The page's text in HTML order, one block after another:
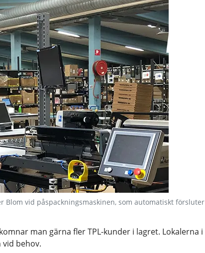
Blom vid påspackningsmaskinen, som automatiskt försluter
man gärna fler TPL-kunder i lagret. Lokalerna i
vid behov.